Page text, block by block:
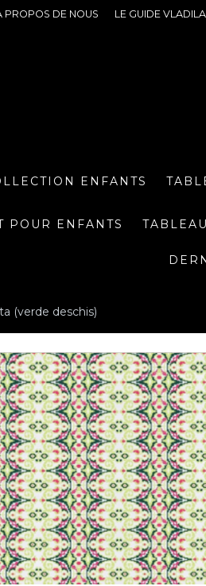
PROPOS DE NOUS LE GUIDE VLADILA
ENFANTS
POUR ENFANTS
(verde deschis)